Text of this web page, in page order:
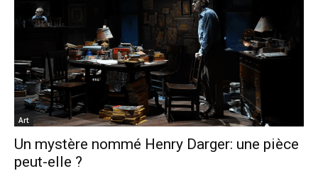
Art
Un mystère nommé Henry Darger: une pièce
peut-elle ?